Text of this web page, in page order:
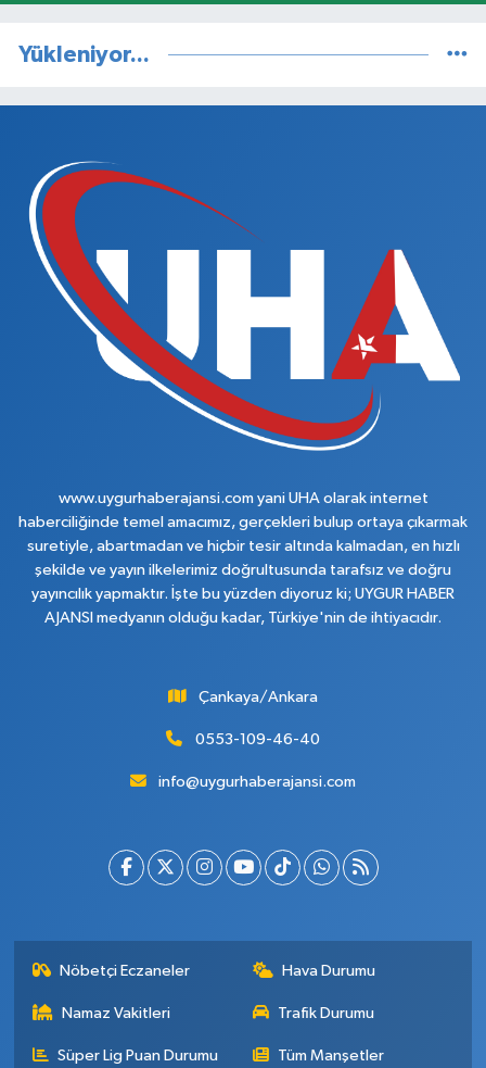
Yükleniyor...
www.uygurhaberajansi.com yani UHA olarak internet
haberciliğinde temel amacımız, gerçekleri bulup ortaya çıkarmak
suretiyle, abartmadan ve hiçbir tesir altında kalmadan, en hızlı
şekilde ve yayın ilkelerimiz doğrultusunda tarafsız ve doğru
yayıncılık yapmaktır. İşte bu yüzden diyoruz ki; UYGUR HABER
AJANSI medyanın olduğu kadar, Türkiye'nin de ihtiyacıdır.
Çankaya/Ankara
0553-109-46-40
info@uygurhaberajansi.com
Nöbetçi Eczaneler Hava Durumu
Namaz Vakitleri Trafik Durumu
Süper Lig Puan Durumu Tüm Manşetler